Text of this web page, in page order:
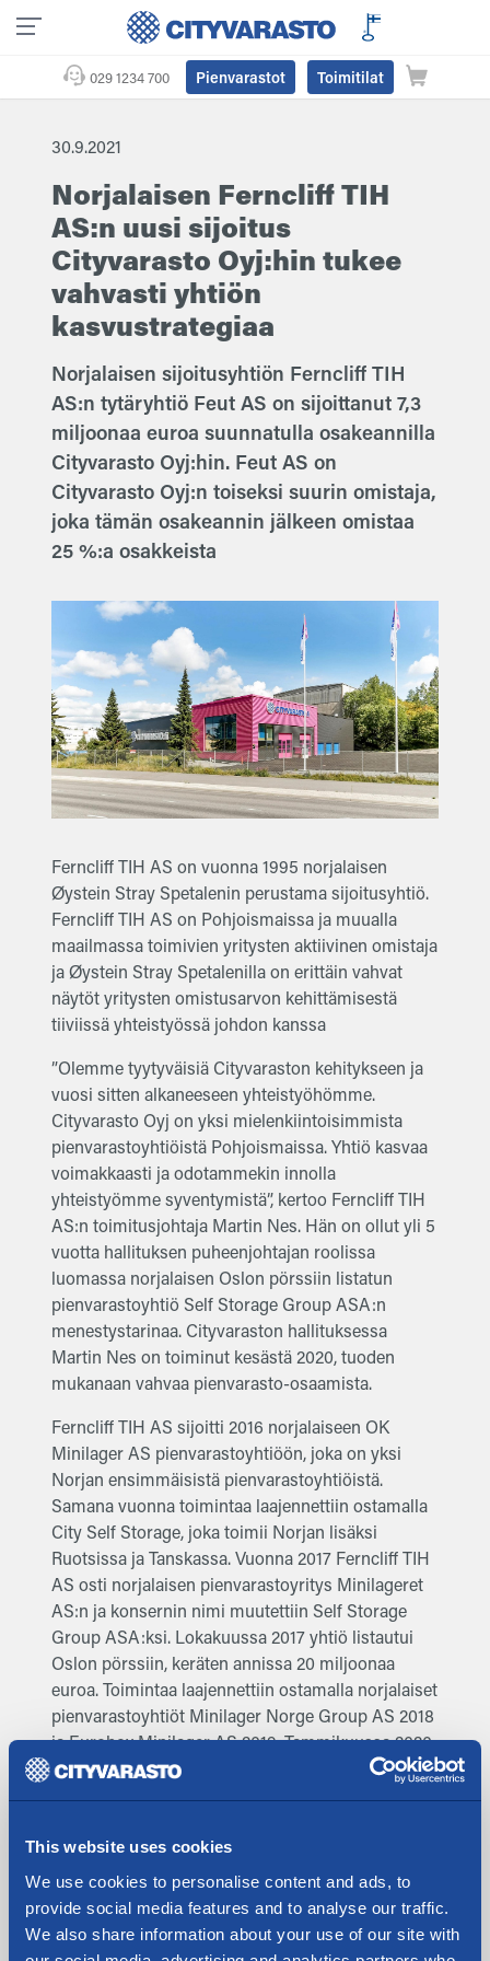
This website uses cookies
We use cookies to personalise content and ads, to
provide social media features and to analyse our traffic.
We also share information about your use of our site with
029 1234 700 Pienvarastot Toimitilat
30.9.2021
Norjalaisen Ferncliff TIH
AS:n uusi sijoitus
Cityvarasto Oyj:hin tukee
vahvasti yhtiön
kasvustrategiaa
Norjalaisen sijoitusyhtiön Ferncliff TIH
AS:n tytäryhtiö Feut AS on sijoittanut 7,3
miljoonaa euroa suunnatulla osakeannilla
Cityvarasto Oyj:hin. Feut AS on
Cityvarasto Oyj:n toiseksi suurin omistaja,
joka tämän osakeannin jälkeen omistaa
25 %:a osakkeista
Ferncliff TIH AS on vuonna 1995 norjalaisen
Øystein Stray Spetalenin perustama sijoitusyhtiö.
Ferncliff TIH AS on Pohjoismaissa ja muualla
maailmassa toimivien yritysten aktiivinen omistaja
ja Øystein Stray Spetalenilla on erittäin vahvat
näytöt yritysten omistusarvon kehittämisestä
tiiviissä yhteistyössä johdon kanssa
”Olemme tyytyväisiä Cityvaraston kehitykseen ja
vuosi sitten alkaneeseen yhteistyöhömme.
Cityvarasto Oyj on yksi mielenkiintoisimmista
pienvarastoyhtiöistä Pohjoismaissa. Yhtiö kasvaa
voimakkaasti ja odotammekin innolla
yhteistyömme syventymistä”, kertoo Ferncliff TIH
AS:n toimitusjohtaja Martin Nes. Hän on ollut yli 5
vuotta hallituksen puheenjohtajan roolissa
luomassa norjalaisen Oslon pörssiin listatun
pienvarastoyhtiö Self Storage Group ASA:n
menestystarinaa. Cityvaraston hallituksessa
Martin Nes on toiminut kesästä 2020, tuoden
mukanaan vahvaa pienvarasto-osaamista.
Ferncliff TIH AS sijoitti 2016 norjalaiseen OK
Minilager AS pienvarastoyhtiöön, joka on yksi
Norjan ensimmäisistä pienvarastoyhtiöistä.
Samana vuonna toimintaa laajennettiin ostamalla
City Self Storage, joka toimii Norjan lisäksi
Ruotsissa ja Tanskassa. Vuonna 2017 Ferncliff TIH
AS osti norjalaisen pienvarastoyritys Minilageret
AS:n ja konsernin nimi muutettiin Self Storage
Group ASA:ksi. Lokakuussa 2017 yhtiö listautui
Oslon pörssiin, keräten annissa 20 miljoonaa
euroa. Toimintaa laajennettiin ostamalla norjalaiset
pienvarastoyhtiöt Minilager Norge Group AS 2018
ja Eurobox Minilager AS 2019. Tammikuussa 2020
Ferncliff TIH AS myi omistuksensa Self Storage
liikevaihto oli noin 24 milj. euroa ja yhtiöllä oli 113
toimipistettä. Yhtiön markkina-arvo oli tuolloin
noin 240 milj. euroa.
”Ferncliff on tuonut uusia näkökulmia